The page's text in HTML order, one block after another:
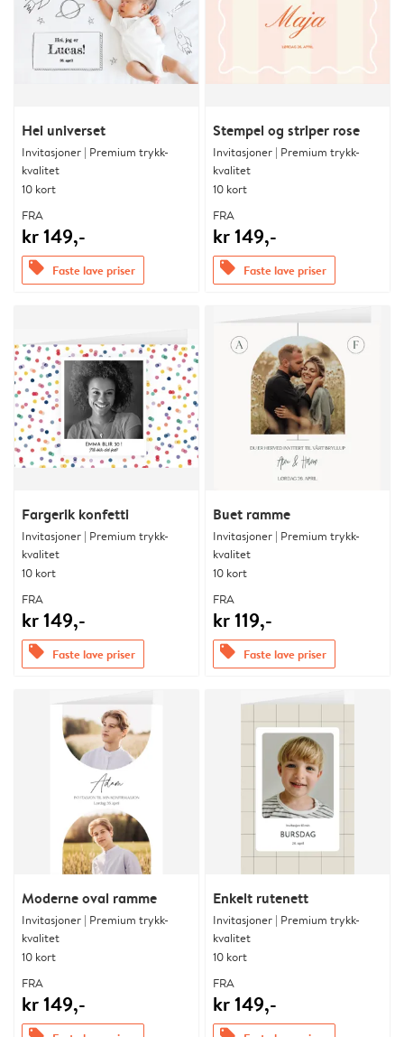
Hei universet
Invitasjoner | Premium trykk-
kvalitet
10 kort
FRA
kr 149,-
offers Faste lave priser
Stempel og striper rose
Invitasjoner | Premium trykk-
kvalitet
10 kort
FRA
kr 149,-
offers Faste lave priser
Fargerik konfetti
Invitasjoner | Premium trykk-
kvalitet
10 kort
FRA
kr 149,-
offers Faste lave priser
Buet ramme
Invitasjoner | Premium trykk-
kvalitet
10 kort
FRA
kr 119,-
offers Faste lave priser
Moderne oval ramme
Invitasjoner | Premium trykk-
kvalitet
10 kort
FRA
kr 149,-
Enkelt rutenett
Invitasjoner | Premium trykk-
kvalitet
10 kort
FRA
kr 149,-